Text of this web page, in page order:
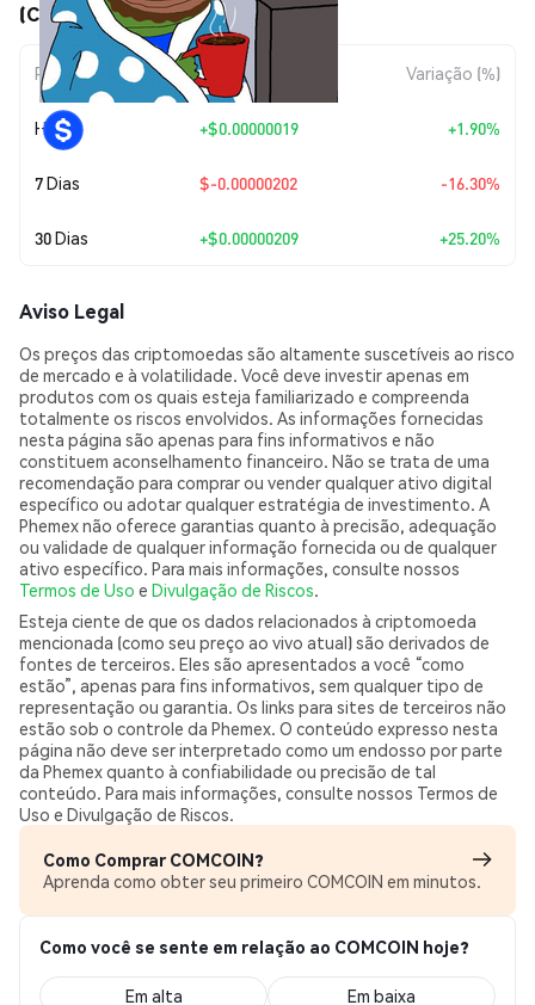
(COMCOIN)
Período Variação do Valor Variação (%)
Hoje +$0.00000019 +1.90%
7 Dias $-0.00000202 -16.30%
30 Dias +$0.00000209 +25.20%
Aviso Legal
Os preços das criptomoedas são altamente suscetíveis ao risco
de mercado e à volatilidade. Você deve investir apenas em
produtos com os quais esteja familiarizado e compreenda
totalmente os riscos envolvidos. As informações fornecidas
nesta página são apenas para fins informativos e não
constituem aconselhamento financeiro. Não se trata de uma
recomendação para comprar ou vender qualquer ativo digital
específico ou adotar qualquer estratégia de investimento. A
Phemex não oferece garantias quanto à precisão, adequação
ou validade de qualquer informação fornecida ou de qualquer
ativo específico. Para mais informações, consulte nossos
Termos de Uso e Divulgação de Riscos.
Esteja ciente de que os dados relacionados à criptomoeda
mencionada (como seu preço ao vivo atual) são derivados de
fontes de terceiros. Eles são apresentados a você “como
estão”, apenas para fins informativos, sem qualquer tipo de
representação ou garantia. Os links para sites de terceiros não
estão sob o controle da Phemex. O conteúdo expresso nesta
página não deve ser interpretado como um endosso por parte
da Phemex quanto à confiabilidade ou precisão de tal
conteúdo. Para mais informações, consulte nossos Termos de
Uso e Divulgação de Riscos.
Como Comprar COMCOIN?
Aprenda como obter seu primeiro COMCOIN em minutos.
Como você se sente em relação ao COMCOIN hoje?
Em alta Em baixa